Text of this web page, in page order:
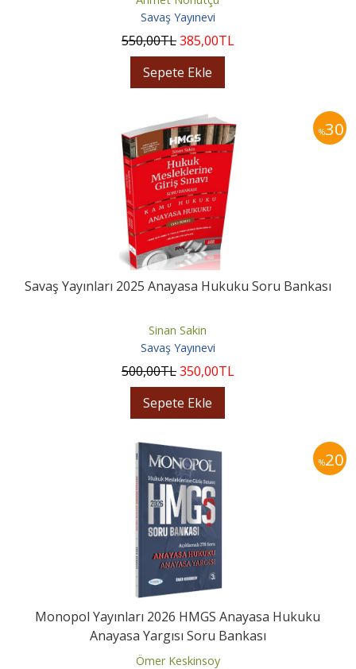
Savaş Yayınevi
550,00TL385,00TL
Sepete Ekle
%30
Savaş Yayınları 2025 Anayasa Hukuku Soru Bankası
Sinan Sakin
Savaş Yayınevi
500,00TL350,00TL
Sepete Ekle
%20
Monopol Yayınları 2026 HMGS Anayasa Hukuku
Anayasa Yargısı Soru Bankası
Ömer Keskinsoy